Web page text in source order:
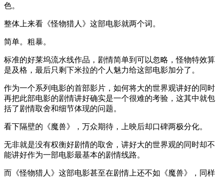
色。
整体上来看《怪物猎人》这部电影就两个词。
简单。粗暴。
标准的好莱坞流水线作品，剧情简单到可以忽略，怪物特效算
是及格，最后只剩下米拉的个人魅力给这部电影加分了。
作为一个系列电影的首部影片，如何将大的世界观讲好的同时
再把此部电影的剧情讲好确实是一个很难的考验，这其中就包
括了剧情取舍和细节体现的问题。
看下隔壁的《魔兽》，万众期待，上映后却口碑两极分化。
无非就是没有权衡好剧情的取舍，讲好大的世界观的同时却不
能讲好作为一部电影最基本的剧情线路。
而《怪物猎人》这部电影甚至在剧情上还不如《魔兽》，同样